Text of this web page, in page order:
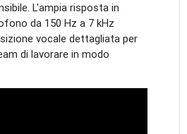
L'ampia risposta in
da 150 Hz a 7 kHz
vocale dettagliata per
di lavorare in modo